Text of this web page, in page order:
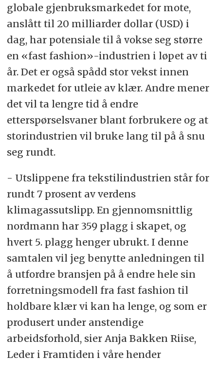
globale gjenbruksmarkedet for mote,
anslått til 20 milliarder dollar (USD) i
dag, har potensiale til å vokse seg større
en «fast fashion»-industrien i løpet av ti
år. Det er også spådd stor vekst innen
markedet for utleie av klær. Andre mener
det vil ta lengre tid å endre
etterspørselsvaner blant forbrukere og at
storindustrien vil bruke lang til på å snu
seg rundt.
- Utslippene fra tekstilindustrien står for
rundt 7 prosent av verdens
klimagassutslipp. En gjennomsnittlig
nordmann har 359 plagg i skapet, og
hvert 5. plagg henger ubrukt. I denne
samtalen vil jeg benytte anledningen til
å utfordre bransjen på å endre hele sin
forretningsmodell fra fast fashion til
holdbare klær vi kan ha lenge, og som er
produsert under anstendige
arbeidsforhold, sier Anja Bakken Riise,
Leder i Framtiden i våre hender